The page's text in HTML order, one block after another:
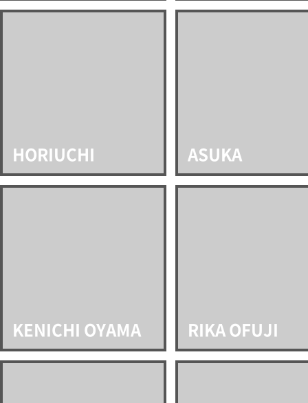
HORIUCHI ASUKA
KENICHI OYAMA RIKA OFUJI